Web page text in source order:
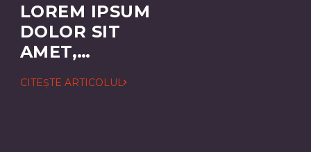
LOREM IPSUM
DOLOR SIT
AMET,
ADIPISCING
CITEȘTE ARTICOLUL